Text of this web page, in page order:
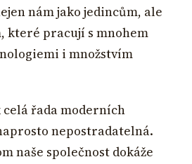
nám jako jedincům, ale
které pracují s mnohem
i množstvím
řada moderních
nepostradatelná.
naše společnost dokáže